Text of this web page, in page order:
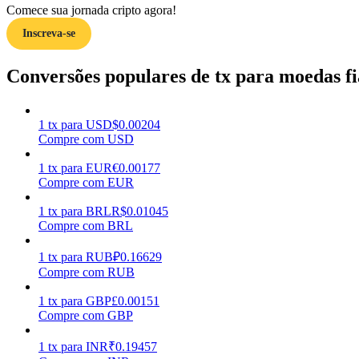
Guia
Estratégias de negociação
Aprenda como se manter lucrativo
Comece sua jornada cripto agora!
Inscreva-se
Conversões populares de tx para moedas
1 tx para USD$0.00204
Compre com USD
1 tx para EUR€0.00177
Compre com EUR
1 tx para BRLR$0.01045
Compre com BRL
1 tx para RUB₽0.16629
Compre com RUB
1 tx para GBP£0.00151
Compre com GBP
1 tx para INR₹0.19457